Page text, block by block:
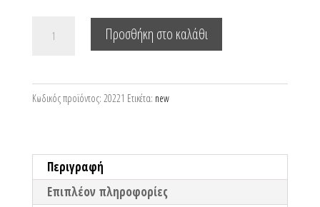
γούρι
με
κρύσταλλο
Προσθήκη στο καλάθι
Κωδικός προϊόντος: 20221 Ετικέτα: new
Περιγραφή
Επιπλέον πληροφορίες